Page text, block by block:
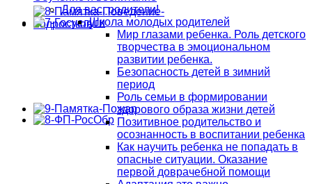
Для вас, родители!
Школа молодых родителей
Мир глазами ребенка. Роль детского
творчества в эмоциональном
развитии ребенка.
Безопасность детей в зимний
период
Роль семьи в формировании
здорового образа жизни детей
Позитивное родительство и
осознанность в воспитании ребенка
Как научить ребенка не попадать в
опасные ситуации. Оказание
первой доврачебной помощи